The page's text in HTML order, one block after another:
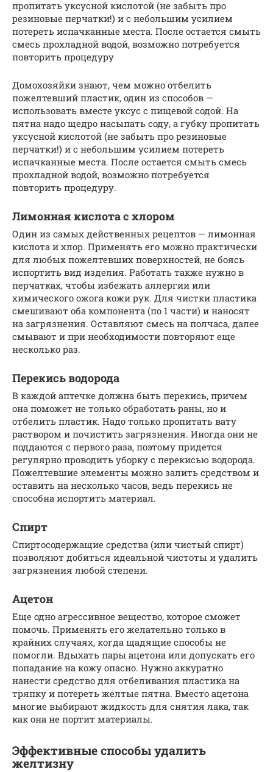
пропитать уксусной кислотой (не забыть про
резиновые перчатки!) и с небольшим усилием
потереть испачканные места. После остается смыть
смесь прохладной водой, возможно потребуется
повторить процедуру
Домохозяйки знают, чем можно отбелить
пожелтевший пластик, один из способов —
использовать вместе уксус с пищевой содой. На
пятна надо щедро насыпать соду, а губку пропитать
уксусной кислотой (не забыть про резиновые
перчатки!) и с небольшим усилием потереть
испачканные места. После остается смыть смесь
прохладной водой, возможно потребуется
повторить процедуру.
Лимонная кислота с хлором
Один из самых действенных рецептов — лимонная
кислота и хлор. Применять его можно практически
для любых пожелтевших поверхностей, не боясь
испортить вид изделия. Работать также нужно в
перчатках, чтобы избежать аллергии или
химического ожога кожи рук. Для чистки пластика
смешивают оба компонента (по 1 части) и наносят
на загрязнения. Оставляют смесь на полчаса, далее
смывают и при необходимости повторяют еще
несколько раз.
Перекись водорода
В каждой аптечке должна быть перекись, причем
она поможет не только обработать раны, но и
отбелить пластик. Надо только пропитать вату
раствором и почистить загрязнения. Иногда они не
поддаются с первого раза, поэтому придется
регулярно проводить уборку с перекисью водорода.
Пожелтевшие элементы можно залить средством и
оставить на несколько часов, ведь перекись не
способна испортить материал.
Спирт
Спиртосодержащие средства (или чистый спирт)
позволяют добиться идеальной чистоты и удалить
загрязнения любой степени.
Ацетон
Еще одно агрессивное вещество, которое сможет
помочь. Применять его желательно только в
крайних случаях, когда щадящие способы не
помогли. Вдыхать пары ацетона или допускать его
попадание на кожу опасно. Нужно аккуратно
нанести средство для отбеливания пластика на
тряпку и потереть желтые пятна. Вместо ацетона
многие выбирают жидкость для снятия лака, так
как она не портит материалы.
Эффективные способы удалить
желтизну